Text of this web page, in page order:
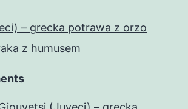
– grecka potrawa z orzo
z humusem